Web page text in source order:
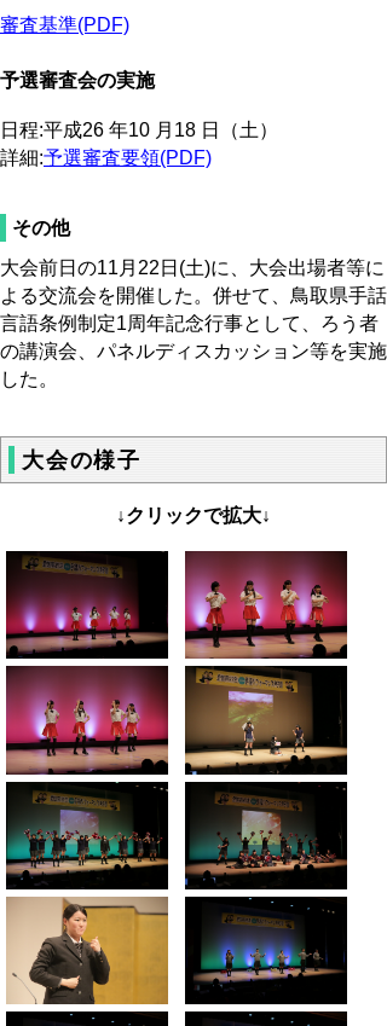
審査基準(PDF)
予選審査会の実施
日程:平成26 年10 月18 日（土）
詳細:予選審査要領(PDF)
その他
大会前日の11 月 22 日 (土)に、 大会出場者等に
よる交流会を開催した。併せて、鳥取県手話
言語条例制定1周年記念行事として、ろう者
の講演会、パネルディスカッション等を実施
した。
大会の様子
↓クリックで拡大↓